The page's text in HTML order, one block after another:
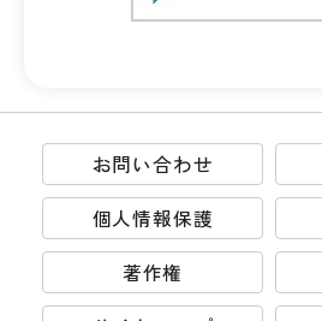
お問い合わせ
個人情報保護
著作権